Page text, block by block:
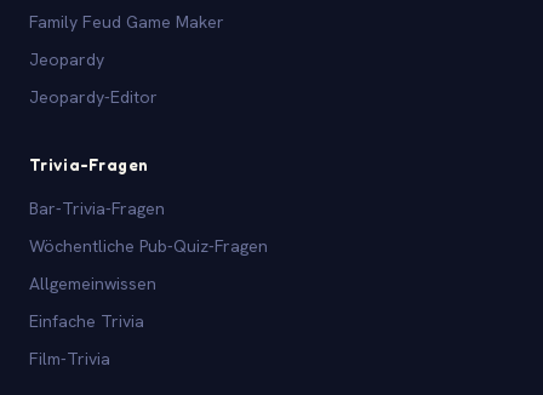
Family Feud Game Maker
Jeopardy
Jeopardy-Editor
Trivia-Fragen
Bar-Trivia-Fragen
Wöchentliche Pub-Quiz-Fragen
Allgemeinwissen
Einfache Trivia
Film-Trivia